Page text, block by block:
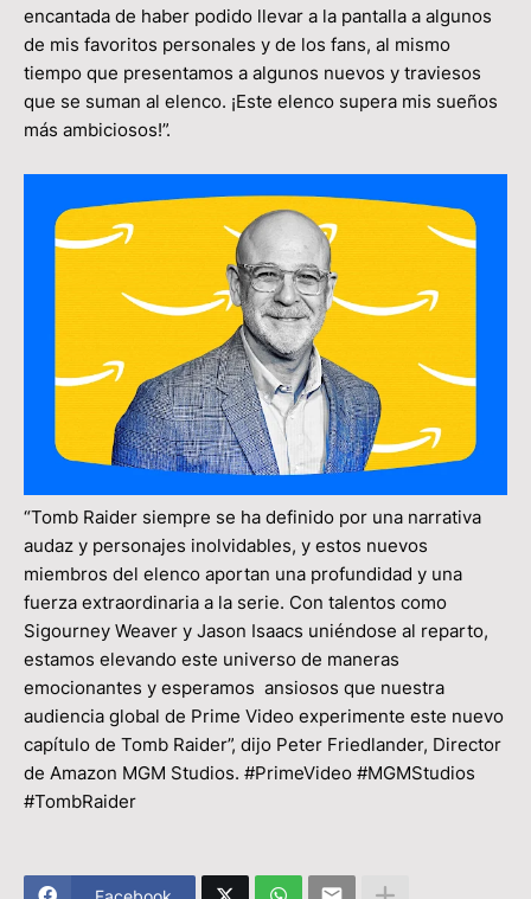
encantada de haber podido llevar a la pantalla a algunos
de mis favoritos personales y de los fans, al mismo
tiempo que presentamos a algunos nuevos y traviesos
que se suman al elenco. ¡Este elenco supera mis sueños
más ambiciosos!”.
“Tomb Raider siempre se ha definido por una narrativa
audaz y personajes inolvidables, y estos nuevos
miembros del elenco aportan una profundidad y una
fuerza extraordinaria a la serie. Con talentos como
Sigourney Weaver y Jason Isaacs uniéndose al reparto,
estamos elevando este universo de maneras
emocionantes y esperamos ansiosos que nuestra
audiencia global de Prime Video experimente este nuevo
capítulo de Tomb Raider”, dijo Peter Friedlander, Director
de Amazon MGM Studios. #PrimeVideo #MGMStudios
#TombRaider